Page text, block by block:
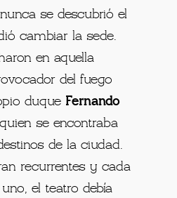
se descubrió el
cambiar la sede.
en aquella
del fuego
duque Fernando
se encontraba
de la ciudad.
recurrentes y cada
el teatro debía